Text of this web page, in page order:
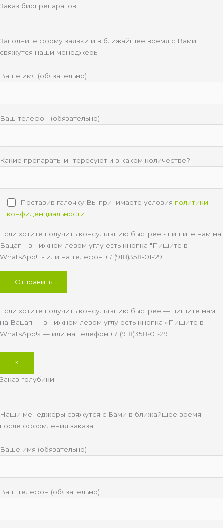
Заказ биопрепаратов
Заполните форму заявки и в ближайшее время с Вами
свяжутся наши менеджеры
Ваше имя (обязательно)
Ваш телефон (обязательно)
Какие препараты интересуют и в каком количестве?
Поставив галочку Вы принимаете условия политики
конфиденциальности
Если хотите получить консультацию быстрее - пишите нам на
Вацап - в нижнем левом углу есть кнопка "Пишите в
WhatsApp!" - или на телефон +7 (918)358-01-29
Если хотите получить консультацию быстрее — пишите нам
на Вацап — в нижнем левом углу есть кнопка «Пишите в
WhatsApp!» — или на телефон +7 (918)358-01-29
×
Заказ голубики
Наши менеджеры свяжутся с Вами в ближайшее время
после оформления заказа!
Ваше имя (обязательно)
Ваш телефон (обязательно)